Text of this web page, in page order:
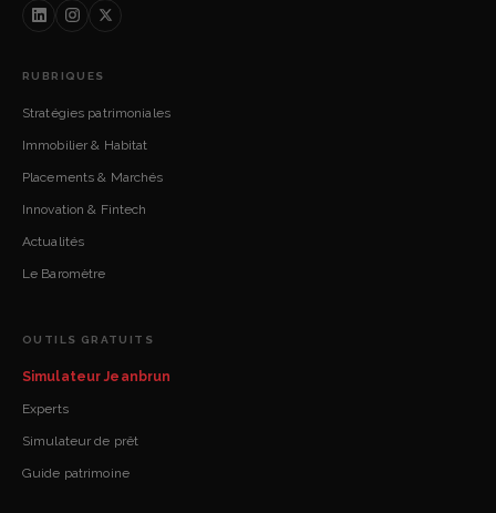
RUBRIQUES
Stratégies patrimoniales
Immobilier & Habitat
Placements & Marchés
Innovation & Fintech
Actualités
Le Baromètre
OUTILS GRATUITS
Simulateur Jeanbrun
Experts
Simulateur de prêt
Guide patrimoine